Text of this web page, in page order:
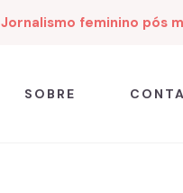
Jornalismo feminino pós
SOBRE